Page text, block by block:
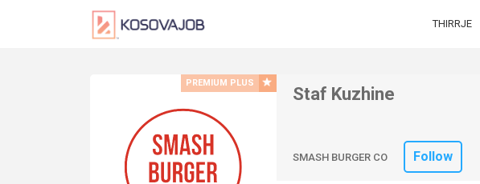
THIRRJE
PREMIUM PLUS
Staf Kuzhine
SMASH BURGER CO Follow